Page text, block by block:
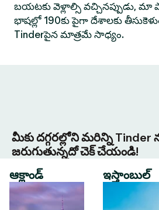
బయటకు వెళ్లాల్సి వచ్చినప్పుడు, మా
భాషల్లో 190కు పైగా దేశాలకు
Tinderపైన మాత్రమే సాధ్యం.
మీకు దగ్గరల్లోని మరిన్ని
జరుగుతున్నదో చెక్ చేయండి!
ఆక్లాండ్
ఇస్తాంబుల్